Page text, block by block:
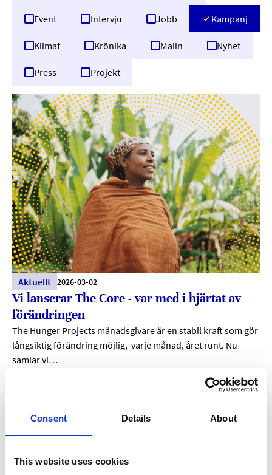
Consent Details About
This website uses cookies
Event Intervju Jobb Kampanj
Klimat Krönika Malin Nyhet
Press Projekt
Aktuellt 2026-03-02
Vi lanserar The Core - var med i hjärtat av
förändringen
The Hunger Projects månadsgivare är en stabil kraft som gör
långsiktig förändring möjlig, varje månad, året runt. Nu
samlar vi…